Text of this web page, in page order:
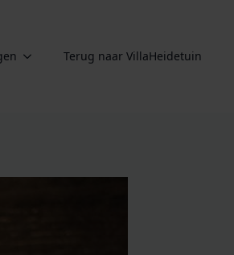
Terug naar VillaHeidetuin